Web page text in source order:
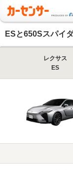
ESと650Sスパイ
レクサス
ES